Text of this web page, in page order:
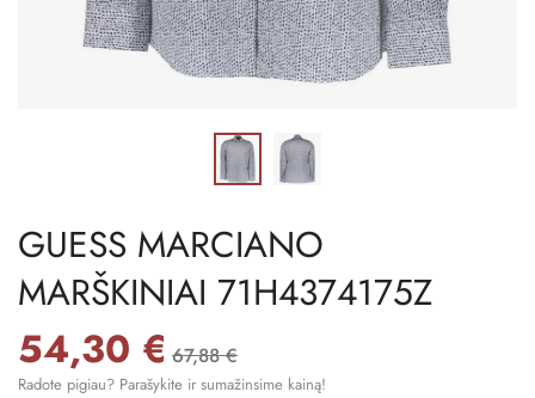
GUESS MARCIANO
MARŠKINIAI 71H4374175Z
54,30 € 67,88 €
Radote pigiau? Parašykite ir sumažinsime kainą!